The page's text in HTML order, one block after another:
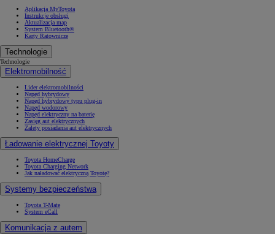
Aplikacja MyToyota
Instrukcje obsługi
Aktualizacja map
System Bluetooth®
Karty Ratownicze
Technologie
Technologie
Elektromobilność
Lider elektromobilności
Napęd hybrydowy
Napęd hybrydowy typu plug-in
Napęd wodorowy
Napęd elektryczny na baterię
Zasięg aut elektrycznych
Zalety posiadania aut elektrycznych
Ładowanie elektrycznej Toyoty
Toyota HomeCharge
Toyota Charging Network
Jak naładować elektryczną Toyotę?
Systemy bezpieczeństwa
Toyota T-Mate
System eCall
Komunikacja z autem